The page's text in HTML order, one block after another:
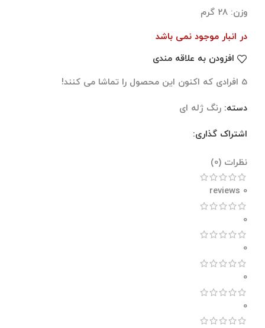
وزن: ۲۸ گرم
در انبار موجود نمی باشد
افزودن به علاقه مندی
5 افرادی که اکنون این محصول را تماشا می کنند!
دسته: رنگ ژله ای
اشتراک گذاری:
نظرات (0)
0 reviews
0
0
0
0